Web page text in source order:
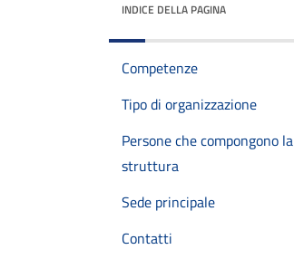
INDICE DELLA PAGINA
Competenze
Tipo di organizzazione
Persone che compongono la
struttura
Sede principale
Contatti